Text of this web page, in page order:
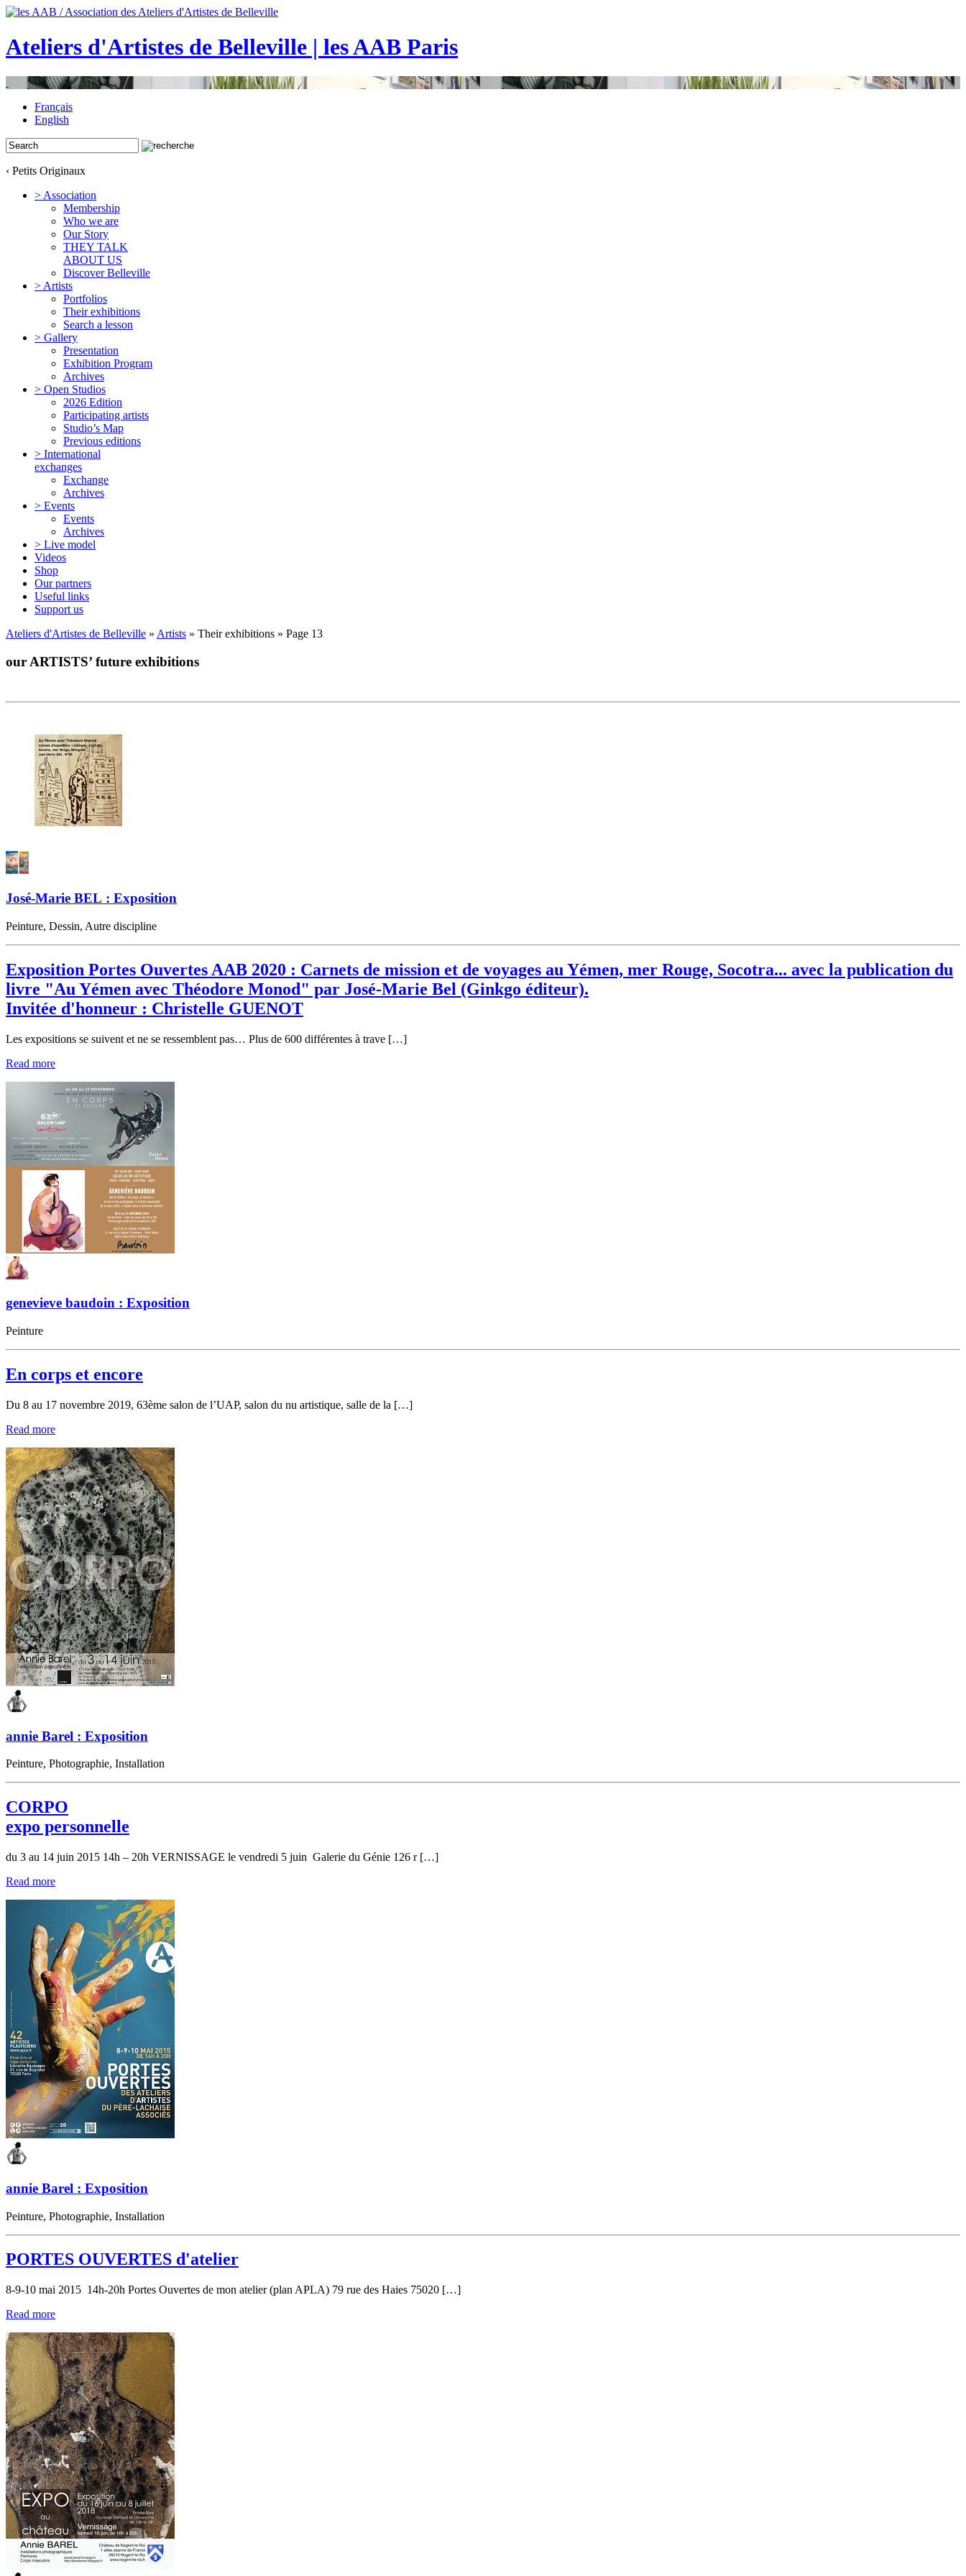
Ateliers d'Artistes de Belleville | les AAB Paris
Français
English
‹ Petits Originaux
> Association
Membership
Who we are
Our Story
THEY TALK
ABOUT US
Discover Belleville
> Artists
Portfolios
Their exhibitions
Search a lesson
> Gallery
Presentation
Exhibition Program
Archives
> Open Studios
2026 Edition
Participating artists
Studio’s Map
Previous editions
> International
exchanges
Exchange
Archives
> Events
Events
Archives
> Live model
Videos
Shop
Our partners
Useful links
Support us
Ateliers d'Artistes de Belleville » Artists » Their exhibitions » Page 13
our ARTISTS’ future exhibitions
José-Marie BEL : Exposition
Peinture, Dessin, Autre discipline
Exposition Portes Ouvertes AAB 2020 : Carnets de mission et de voyages au Yémen, mer Rouge, Socotra... avec la publication du
livre "Au Yémen avec Théodore Monod" par José-Marie Bel (Ginkgo éditeur).
Invitée d'honneur : Christelle GUENOT
Les expositions se suivent et ne se ressemblent pas… Plus de 600 différentes à trave […]
Read more
genevieve baudoin : Exposition
Peinture
En corps et encore
Du 8 au 17 novembre 2019, 63ème salon de l’UAP, salon du nu artistique, salle de la […]
Read more
annie Barel : Exposition
Peinture, Photographie, Installation
CORPO
expo personnelle
du 3 au 14 juin 2015 14h – 20h VERNISSAGE le vendredi 5 juin Galerie du Génie 126 r […]
Read more
annie Barel : Exposition
Peinture, Photographie, Installation
PORTES OUVERTES d'atelier
8-9-10 mai 2015 14h-20h Portes Ouvertes de mon atelier (plan APLA) 79 rue des Haies 75020 […]
Read more